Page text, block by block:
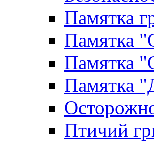
Памятка
Памятка
Памятка
Памятка
Птичий